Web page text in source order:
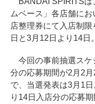
ムベース」各店舗に
店整理券にて入店制
日と3月12日より14日。
今回の事前抽選スケ
分の応募期間が2月2
で、当選発表は3月1
り14日入店分の応募